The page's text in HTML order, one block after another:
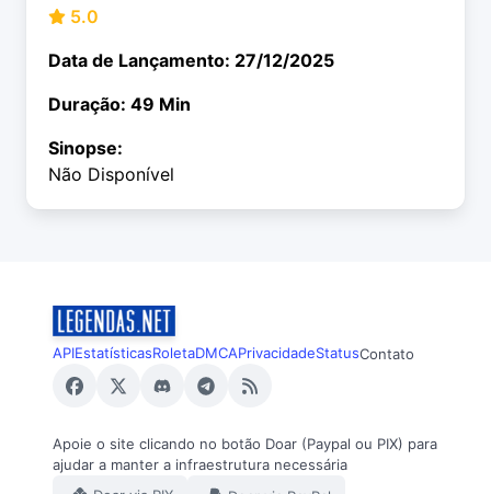
5.0
Data de Lançamento: 27/12/2025
Duração: 49 Min
Sinopse:
Não Disponível
APIEstatísticasRoletaDMCAPrivacidadeStatusContato
Apoie o site clicando no botão Doar (Paypal ou PIX) para
ajudar a manter a infraestrutura necessária